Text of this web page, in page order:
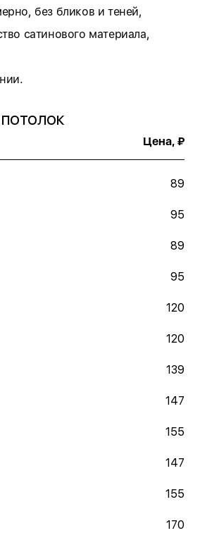
без бликов и теней,
сатинового материала,
Цена, ₽
89
95
89
95
120
120
139
147
155
147
155
170